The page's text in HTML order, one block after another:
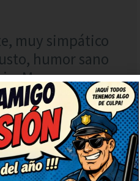
muy simpático
humor sano
Muy
mismo lo
ser